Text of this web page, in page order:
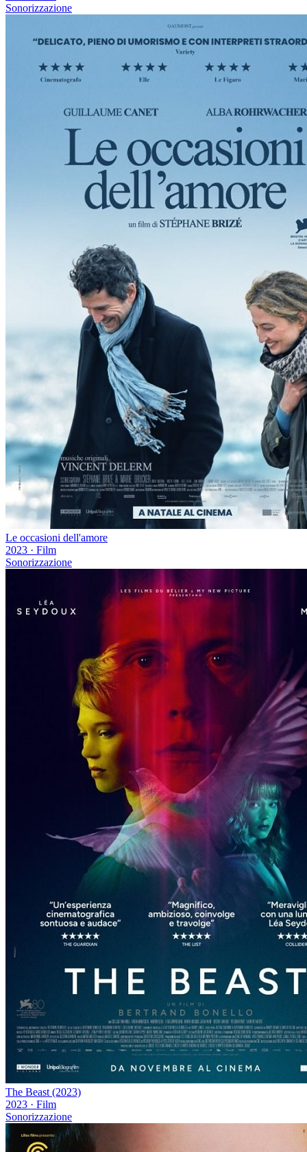
Sonorizzazione
Le occasioni dell'amore
2023 · Film
Sonorizzazione
The Beast (2023)
2023 · Film
Sonorizzazione